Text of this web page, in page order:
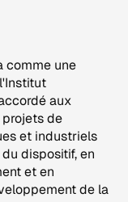
comme une
aux
de
et industriels
dispositif, en
et en
de la